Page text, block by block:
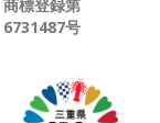
商標登録第
6731487号